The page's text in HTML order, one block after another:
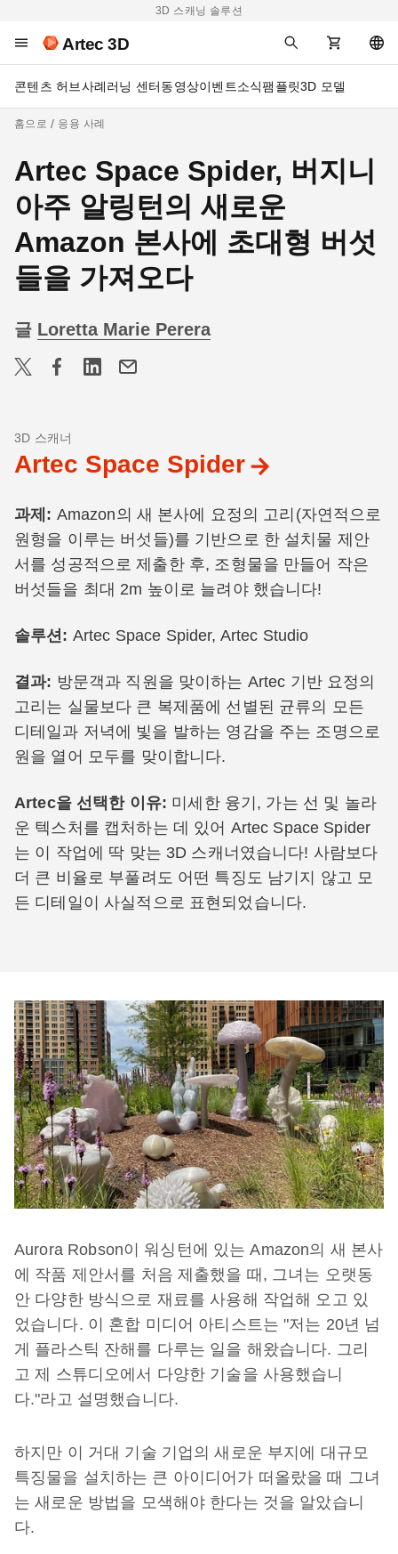
3D 스캐닝 솔루션
Artec 3D
콘텐츠 허브사례러닝 센터동영상이벤트소식팸플릿3D 모델
홈으로 응용 사례
Artec Space Spider, 버지니
아주 알링턴의 새로운
Amazon 본사에 초대형 버섯
들을 가져오다
글 Loretta Marie Perera
3D 스캐너
Artec Space Spider
과제: Amazon의 새 본사에 요정의 고리(자연적으로
원형을 이루는 버섯들)를 기반으로 한 설치물 제안
서를 성공적으로 제출한 후, 조형물을 만들어 작은
버섯들을 최대 2m 높이로 늘려야 했습니다!
솔루션: Artec Space Spider, Artec Studio
결과: 방문객과 직원을 맞이하는 Artec 기반 요정의
고리는 실물보다 큰 복제품에 선별된 균류의 모든
디테일과 저녁에 빛을 발하는 영감을 주는 조명으로
원을 열어 모두를 맞이합니다.
Artec을 선택한 이유: 미세한 융기, 가는 선 및 놀라
운 텍스처를 캡처하는 데 있어 Artec Space Spider
는 이 작업에 딱 맞는 3D 스캐너였습니다! 사람보다
더 큰 비율로 부풀려도 어떤 특징도 남기지 않고 모
든 디테일이 사실적으로 표현되었습니다.
Aurora Robson이 워싱턴에 있는 Amazon의 새 본사
에 작품 제안서를 처음 제출했을 때, 그녀는 오랫동
안 다양한 방식으로 재료를 사용해 작업해 오고 있
었습니다. 이 혼합 미디어 아티스트는 "저는 20년 넘
게 플라스틱 잔해를 다루는 일을 해왔습니다. 그리
고 제 스튜디오에서 다양한 기술을 사용했습니
다."라고 설명했습니다.
하지만 이 거대 기술 기업의 새로운 부지에 대규모
특징물을 설치하는 큰 아이디어가 떠올랐을 때 그녀
는 새로운 방법을 모색해야 한다는 것을 알았습니
다.